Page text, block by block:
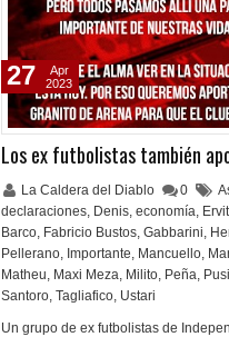
Los ex futbolistas también
La Caldera del Diablo 0
declaraciones, Denis, economía,
Barco, Fabricio Bustos, Gabbarini,
Pellerano, Importante, Mancuello,
Matheu, Maxi Meza, Milito, Peña,
Santoro, Tagliafico, Ustari
Un grupo de ex futbolistas de
27
Apr
2023